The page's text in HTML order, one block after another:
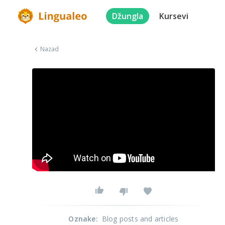
Džungla Kursevi
Nazad
Oznake: Blog posts and articles